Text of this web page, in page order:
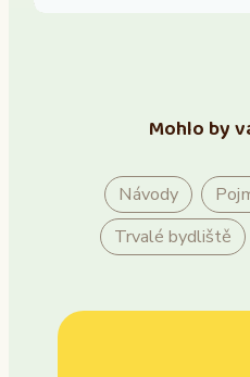
Mohlo by
Návody
Trvalé bydliště